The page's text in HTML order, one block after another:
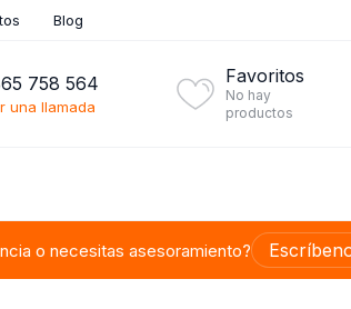
Blog
758 564
una llamada
Favoritos
No hay
productos
o necesitas asesoramiento?